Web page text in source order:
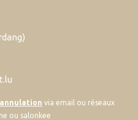
annulation via email ou réseaux
ou salonkee